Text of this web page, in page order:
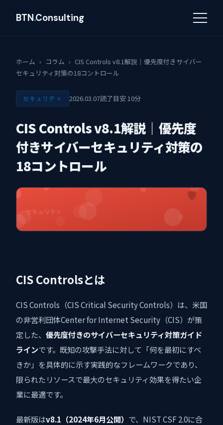
BTN.Consulting
ホーム › コラム › CIS Controls v8.1解説｜優先度付きサイバー
セキュリティ対策の18コントロール
セキュリティ 2026.03.07読了目安 10分
CIS Controls v8.1解説｜優先度
付きサイバーセキュリティ対策の
18コントロール
セキュリティ
🛡
CIS Controlsとは
CIS Controls（CIS Critical Security Controls）は、米国
の非営利団体Center for Internet Security（CIS）が策
定した、 優先度付きのサイバーセキュリティ対策ガイド
ラインです。既知の攻撃手法に対して「何を最初にすべ
きか」を具体的に示す実践的なフレームワークであり、
限られたリソースで最大のセキュリティ効果を得たい企
業に最適です。
最新版はv8.1（2024年6月公開） で、NIST CSF 2.0に合